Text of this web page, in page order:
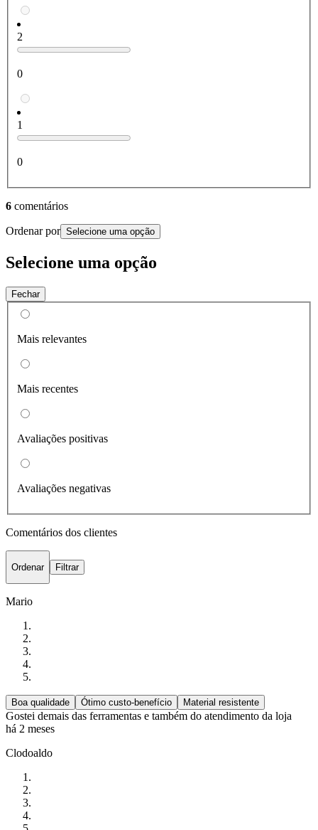
2
0
1
0
6 comentários
Ordenar por Selecione uma opção
Selecione uma opção
Fechar
Mais relevantes
Mais recentes
Avaliações positivas
Avaliações negativas
Comentários dos clientes
Ordenar Filtrar
Mario
Boa qualidade Ótimo custo-benefício Material resistente
Gostei demais das ferramentas e também do atendimento da loja
há 2 meses
Clodoaldo